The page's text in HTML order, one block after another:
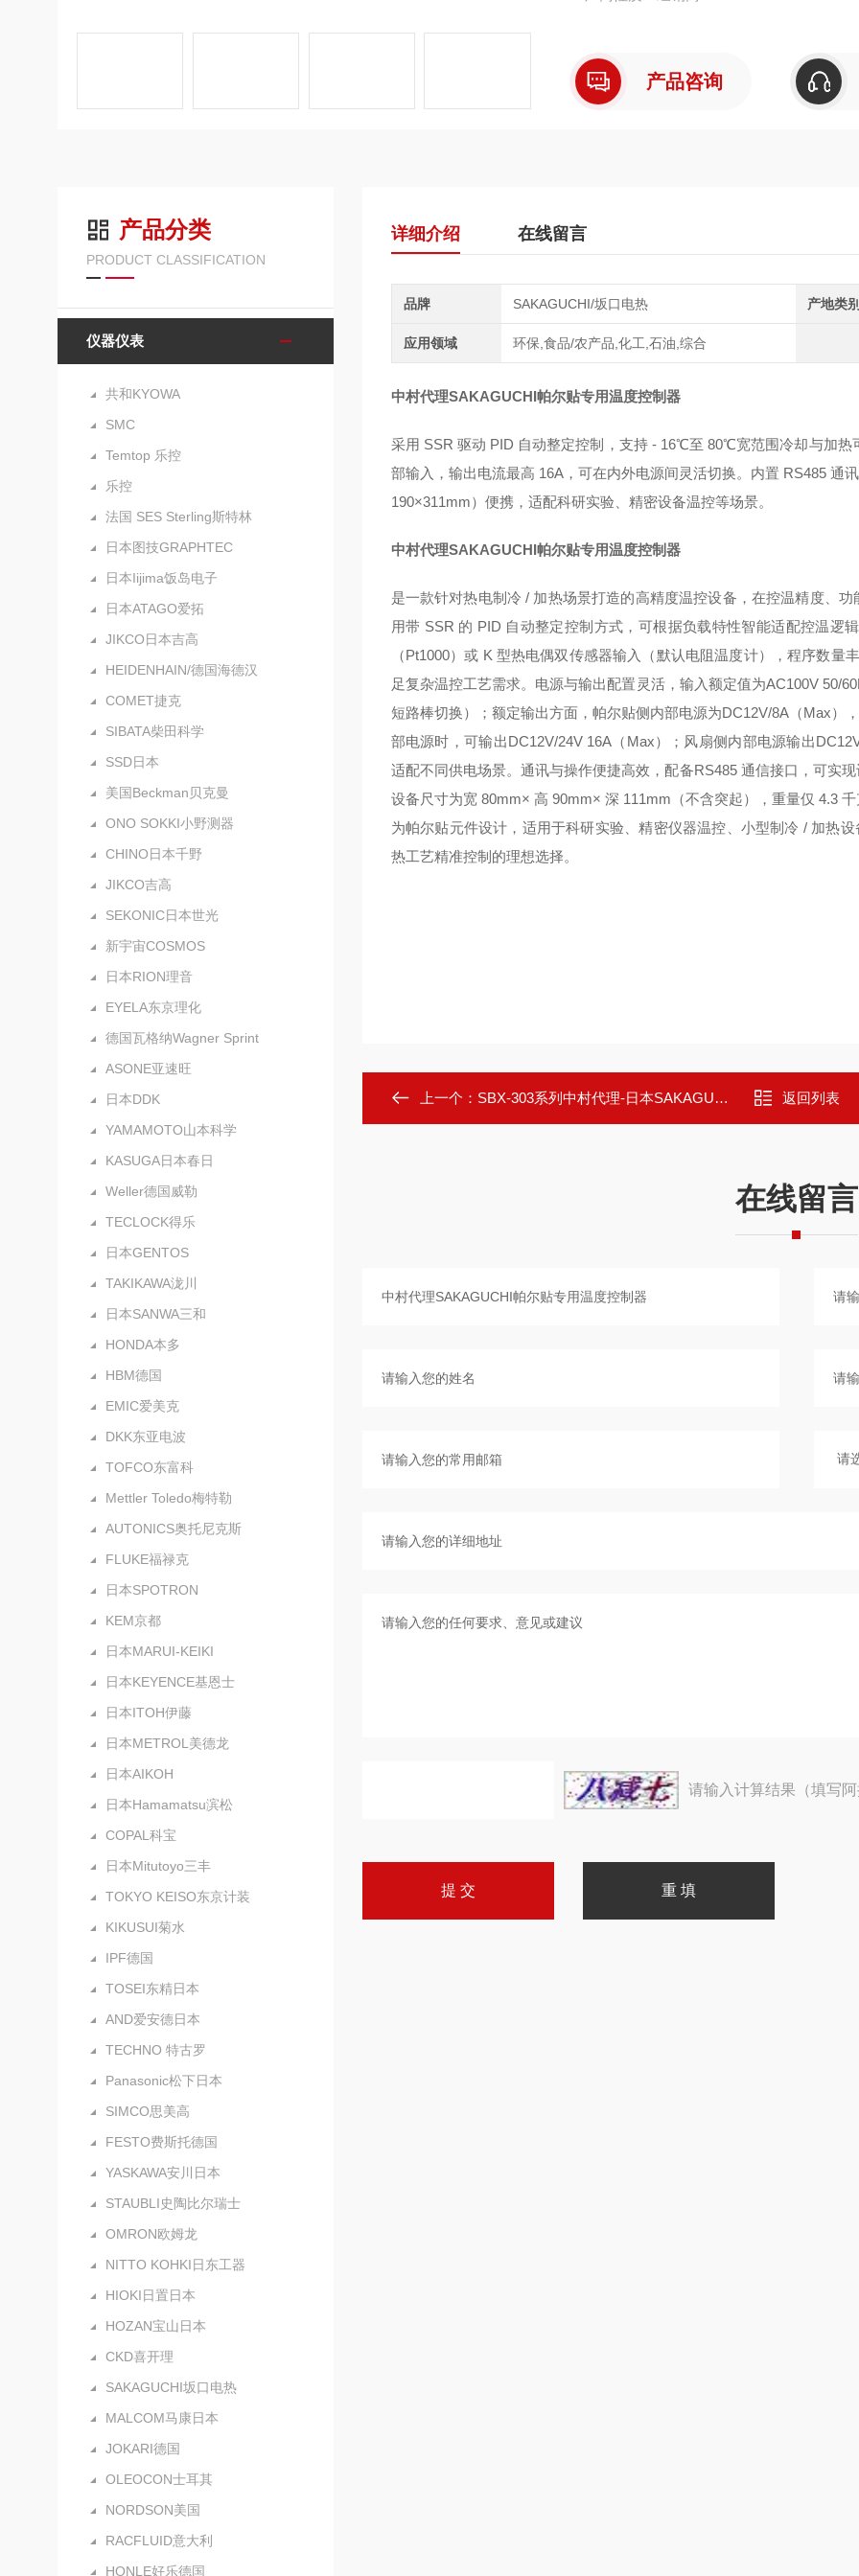
产品咨询
产品分类
PRODUCT CLASSIFICATION
仪器仪表
共和KYOWA
SMC
Temtop 乐控
乐控
法国 SES Sterling斯特林
日本图技GRAPHTEC
日本Iijima饭岛电子
日本ATAGO爱拓
JIKCO日本吉高
HEIDENHAIN/德国海德汉
COMET捷克
SIBATA柴田科学
SSD日本
美国Beckman贝克曼
ONO SOKKI小野测器
CHINO日本千野
JIKCO吉高
SEKONIC日本世光
新宇宙COSMOS
日本RION理音
EYELA东京理化
德国瓦格纳Wagner Sprint
ASONE亚速旺
日本DDK
YAMAMOTO山本科学
KASUGA日本春日
Weller德国威勒
TECLOCK得乐
日本GENTOS
TAKIKAWA泷川
日本SANWA三和
HONDA本多
HBM德国
EMIC爱美克
DKK东亚电波
TOFCO东富科
Mettler Toledo梅特勒
AUTONICS奥托尼克斯
FLUKE福禄克
日本SPOTRON
KEM京都
日本MARUI-KEIKI
日本KEYENCE基恩士
日本ITOH伊藤
日本METROL美德龙
日本AIKOH
日本Hamamatsu滨松
COPAL科宝
日本Mitutoyo三丰
TOKYO KEISO东京计装
KIKUSUI菊水
IPF德国
TOSEI东精日本
AND爱安德日本
TECHNO 特古罗
Panasonic松下日本
SIMCO思美高
FESTO费斯托德国
YASKAWA安川日本
STAUBLI史陶比尔瑞士
OMRON欧姆龙
NITTO KOHKI日东工器
HIOKI日置日本
HOZAN宝山日本
CKD喜开理
SAKAGUCHI坂口电热
MALCOM马康日本
JOKARI德国
OLEOCON士耳其
NORDSON美国
RACFLUID意大利
HONLE好乐德国
详细介绍 在线留言
品牌 SAKAGUCHI/坂口电热 产地类
应用领域 环保,食品/农产品,化工,石油,综合
中村代理SAKAGUCHI帕尔贴专用温度控制器
采用 SSR 驱动 PID 自动整定控制，支持 - 16℃至 80℃宽范围冷却与加
部输入，输出电流最高 16A，可在内外电源间灵活切换。内置 RS485 通
190×311mm）便携，适配科研实验、精密设备温控等场景。
中村代理SAKAGUCHI帕尔贴专用温度控制器
是一款针对热电制冷 / 加热场景打造的高精度温控设备，在控温精度、
用带 SSR 的 PID 自动整定控制方式，可根据负载特性智能适配控温
（Pt1000）或 K 型热电偶双传感器输入（默认电阻温度计），程序数
足复杂温控工艺需求。电源与输出配置灵活，输入额定值为AC100V 50/
短路棒切换）；额定输出方面，帕尔贴侧内部电源为DC12V/8A（Max
部电源时，可输出DC12V/24V 16A（Max）；风扇侧内部电源输出
适配不同供电场景。通讯与操作便捷高效，配备RS485 通信接口，可实
设备尺寸为宽 80mm× 高 90mm× 深 111mm（不含突起），重量仅 4.3
为帕尔贴元件设计，适用于科研实验、精密仪器温控、小型制冷 / 加热
热工艺精准控制的理想选择。
上一个： SBX-303系列中村代理-日本SAKAGUCHI台式温度控制器 返回列表
在线留言
请输入计算结果（填写